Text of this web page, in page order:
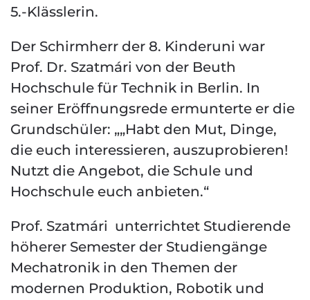
5.-Klässlerin.
Der Schirmherr der 8. Kinderuni war
Prof. Dr. Szatmári von der Beuth
Hochschule für Technik in Berlin. In
seiner Eröffnungsrede ermunterte er die
Grundschüler: „„Habt den Mut, Dinge,
die euch interessieren, auszuprobieren!
Nutzt die Angebot, die Schule und
Hochschule euch anbieten.“
Prof. Szatmári unterrichtet Studierende
höherer Semester der Studiengänge
Mechatronik in den Themen der
modernen Produktion, Robotik und